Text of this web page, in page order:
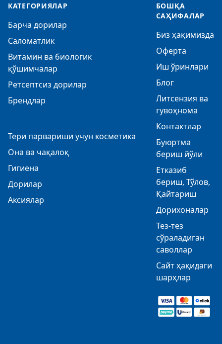
КАТЕГОРИЯЛАР
Барча дорилар
Саломатлик
Витамин ва биологик
қўшимчалар
Ретсептсиз дорилар
Брендлар
Тери парвариши учун косметика
Она ва чақалоқ
Гигиена
Дорилар
Аксиялар
БОШҚА
САҲИФАЛАР
Биз ҳақимизда
Оферта
Иш ўринлари
Блог
Литсензия ва
гувоҳнома
Контактлар
Буюртма
бериш йўли
Етказиб
бериш, Тўлов,
Қайтариш
Дорихоналар
Тез-тез
сўраладиган
саволлар
Сайт ҳақидаги
шарҳлар